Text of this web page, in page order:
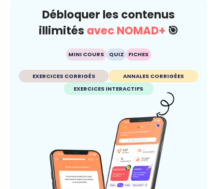
Débloquer les contenus
illimités avec NOMAD+ 🎯
MINI COURS QUIZ FICHES
EXERCICES CORRIGÉS
ANNALES CORRIGÉES
EXERCICES INTERACTIFS